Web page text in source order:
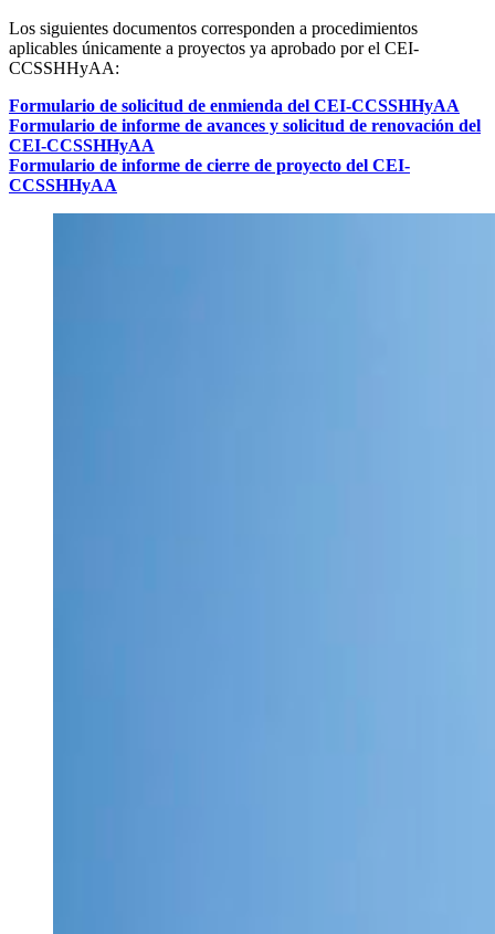
Los siguientes documentos corresponden a procedimientos
aplicables únicamente a proyectos ya aprobado por el CEI-
CCSSHHyAA:
Formulario de solicitud de enmienda del CEI-CCSSHHyAA
Formulario de informe de avances y solicitud de renovación del
CEI-CCSSHHyAA
Formulario de informe de cierre de proyecto del CEI-
CCSSHHyAA